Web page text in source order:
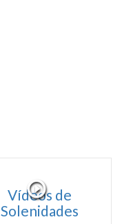
Vídeos de
Solenidades